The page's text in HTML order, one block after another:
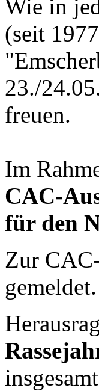
Wie in
(seit
23./
freuen.
Im
CAC-
für den
Zur
gemeldet.